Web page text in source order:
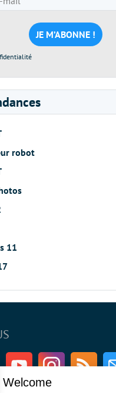
e-
mail
*
robot
11
Twitter Youtube InstagramRSS
Welcome